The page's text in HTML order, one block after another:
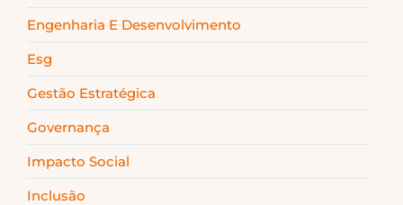
Engenharia E Desenvolvimento
Esg
Gestão Estratégica
Governança
Impacto Social
Inclusão